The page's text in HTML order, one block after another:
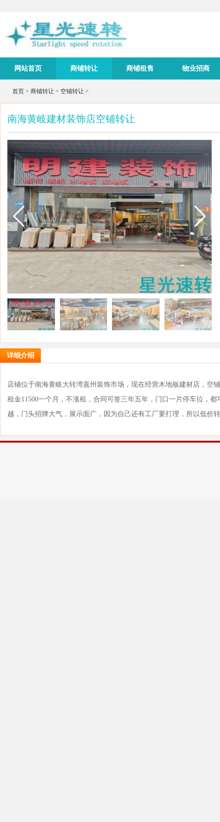
网站首页 商铺转让 商铺租售 物业招商
首页 > 商铺转让 > 空铺转让 >
南海黄岐建材装饰店空铺转让
详细介绍
店铺位于南海黄岐大转湾嘉州装饰市场，现在经营木地板建材店，空
租金11500一个月，不涨租，合同可签三年五年，门口一片停车位，
越，门头招牌大气，展示面广，因为自己还有工厂要打理，所以低价